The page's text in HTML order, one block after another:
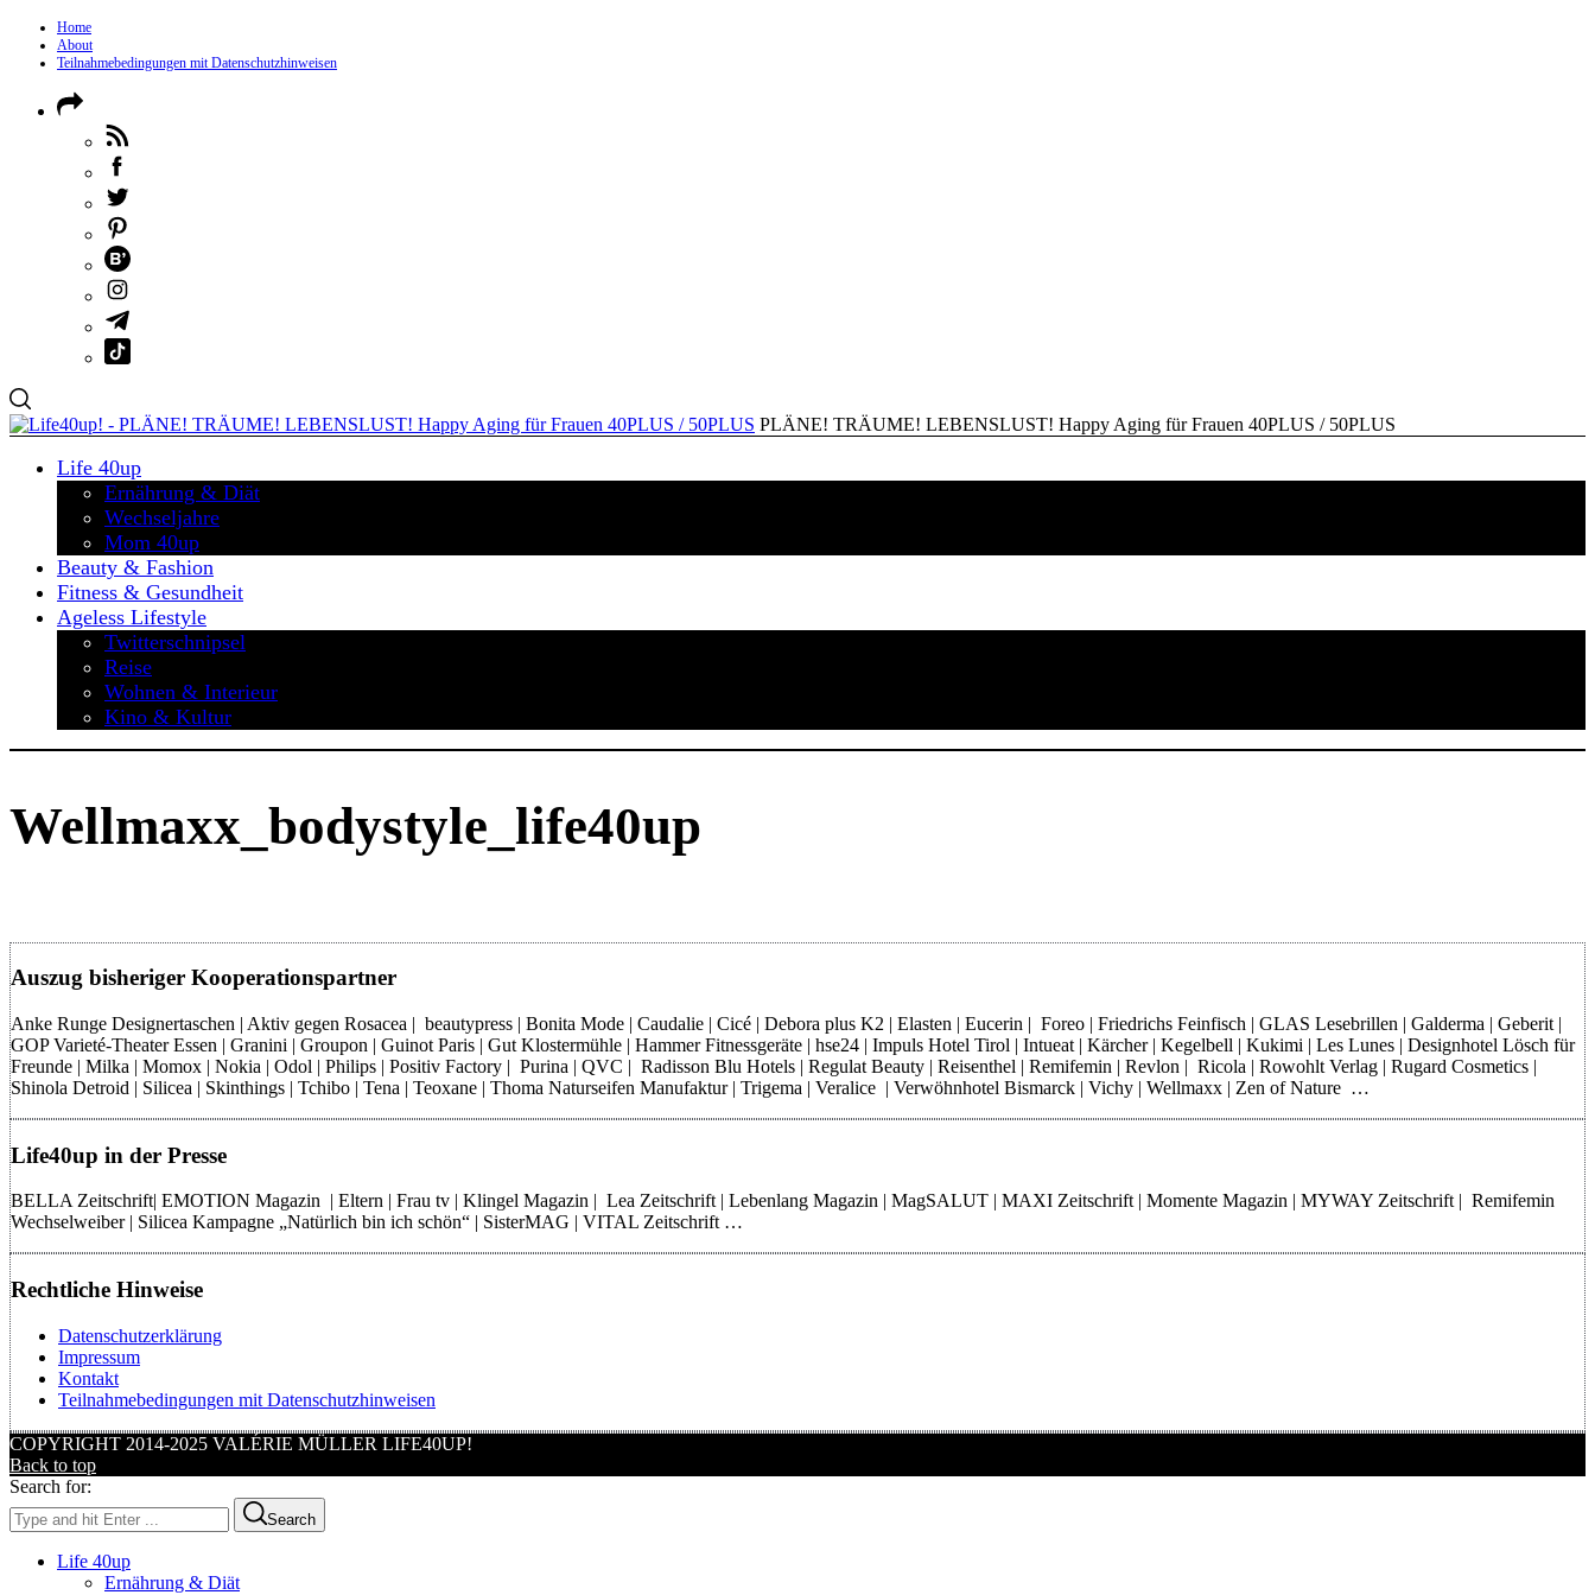
Home
About
Teilnahmebedingungen mit Datenschutzhinweisen
PLÄNE! TRÄUME! LEBENSLUST! Happy Aging für Frauen 40PLUS / 50PLUS
Life 40up
Ernährung & Diät
Wechseljahre
Mom 40up
Beauty & Fashion
Fitness & Gesundheit
Ageless Lifestyle
Twitterschnipsel
Reise
Wohnen & Interieur
Kino & Kultur
Wellmaxx_bodystyle_life40up
Auszug bisheriger Kooperationspartner
Anke Runge Designertaschen | Aktiv gegen Rosacea | beautypress | Bonita Mode | Caudalie | Cicé | Debora plus K2 | Elasten | Eucerin | Foreo | Friedrichs Feinfisch | GLAS Lesebrillen | Galderma | Geberit |
GOP Varieté-Theater Essen | Granini | Groupon | Guinot Paris | Gut Klostermühle | Hammer Fitnessgeräte | hse24 | Impuls Hotel Tirol | Intueat | Kärcher | Kegelbell | Kukimi | Les Lunes | Designhotel Lösch für
Freunde | Milka | Momox | Nokia | Odol | Philips | Positiv Factory | Purina | QVC | Radisson Blu Hotels | Regulat Beauty | Reisenthel | Remifemin | Revlon | Ricola | Rowohlt Verlag | Rugard Cosmetics |
Shinola Detroid | Silicea | Skinthings | Tchibo | Tena | Teoxane | Thoma Naturseifen Manufaktur | Trigema | Veralice | Verwöhnhotel Bismarck | Vichy | Wellmaxx | Zen of Nature …
Life40up in der Presse
BELLA Zeitschrift| EMOTION Magazin | Eltern | Frau tv | Klingel Magazin | Lea Zeitschrift | Lebenlang Magazin | MagSALUT | MAXI Zeitschrift | Momente Magazin | MYWAY Zeitschrift | Remifemin
Wechselweiber | Silicea Kampagne „Natürlich bin ich schön“ | SisterMAG | VITAL Zeitschrift …
Rechtliche Hinweise
Datenschutzerklärung
Impressum
Kontakt
Teilnahmebedingungen mit Datenschutzhinweisen
COPYRIGHT 2014-2025 VALÉRIE MÜLLER LIFE40UP!
Back to top
Search for:
Search
Life 40up
Ernährung & Diät